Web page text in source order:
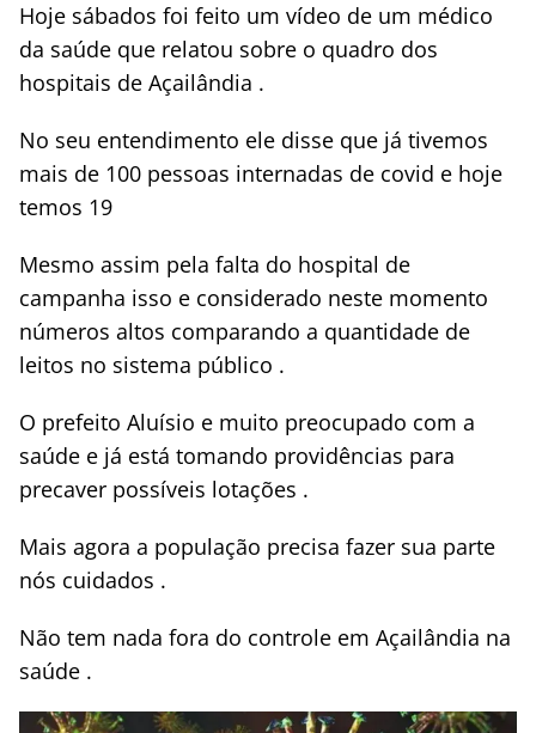
Hoje sábados foi feito um vídeo de um médico
da saúde que relatou sobre o quadro dos
hospitais de Açailândia .
No seu entendimento ele disse que já tivemos
mais de 100 pessoas internadas de covid e hoje
temos 19
Mesmo assim pela falta do hospital de
campanha isso e considerado neste momento
números altos comparando a quantidade de
leitos no sistema público .
O prefeito Aluísio e muito preocupado com a
saúde e já está tomando providências para
precaver possíveis lotações .
Mais agora a população precisa fazer sua parte
nós cuidados .
Não tem nada fora do controle em Açailândia na
saúde .